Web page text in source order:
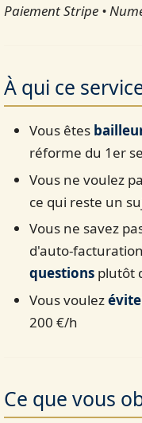
Paiement Stripe •
À qui ce
Vous êtes
réforme du 1er
Vous ne voulez
ce qui reste un
Vous ne savez
d'auto-
questions plutôt
Vous voulez
200 €/h
Ce que vous